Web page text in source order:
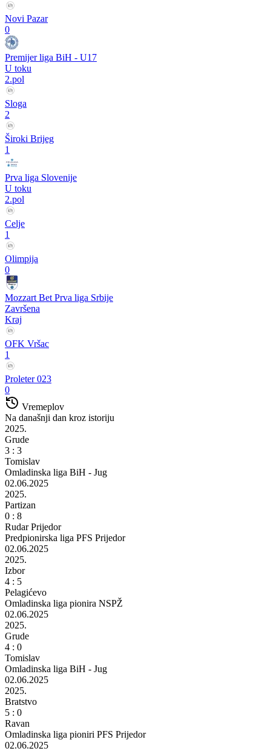
Novi Pazar
0
Premijer liga BiH - U17
U toku
2.pol
Sloga
2
Široki Brijeg
1
Prva liga Slovenije
U toku
2.pol
Celje
1
Olimpija
0
Mozzart Bet Prva liga Srbije
Završena
Kraj
OFK Vršac
1
Proleter 023
0
Vremeplov
Na današnji dan kroz istoriju
2025.
Grude
3 : 3
Tomislav
Omladinska liga BiH - Jug
02.06.2025
2025.
Partizan
0 : 8
Rudar Prijedor
Predpionirska liga PFS Prijedor
02.06.2025
2025.
Izbor
4 : 5
Pelagićevo
Omladinska liga pionira NSPŽ
02.06.2025
2025.
Grude
4 : 0
Tomislav
Omladinska liga BiH - Jug
02.06.2025
2025.
Bratstvo
5 : 0
Ravan
Omladinska liga pioniri PFS Prijedor
02.06.2025